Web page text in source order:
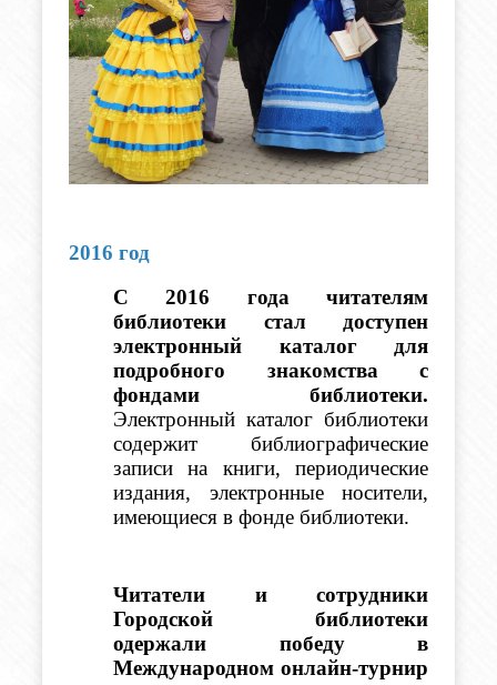
2016 год
С 2016 года читателям
библиотеки стал доступен
электронный каталог для
подробного знакомства с
фондами библиотеки.
Электронный каталог библиотеки
содержит библиографические
записи на книги, периодические
издания, электронные носители,
имеющиеся в фонде библиотеки.
Читатели и сотрудники
Городской библиотеки
одержали победу в
Международном онлайн-турнир